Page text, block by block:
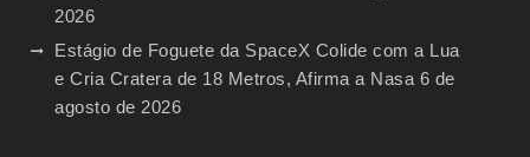
2026
Estágio de Foguete da SpaceX Colide com a Lua
e Cria Cratera de 18 Metros, Afirma a Nasa 6 de
agosto de 2026